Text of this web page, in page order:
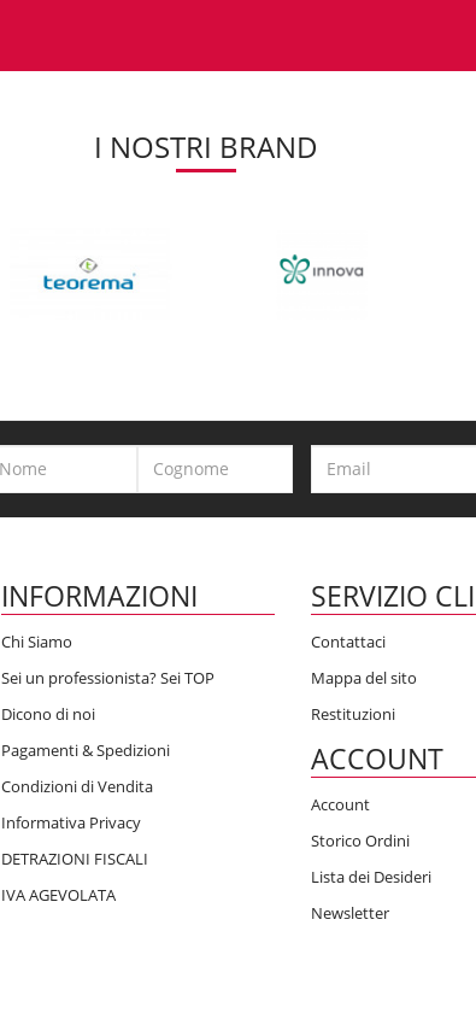
I NOSTRI BRAND
INFORMAZIONI
Chi Siamo
Sei un professionista? Sei TOP
Dicono di noi
Pagamenti & Spedizioni
Condizioni di Vendita
Informativa Privacy
DETRAZIONI FISCALI
IVA AGEVOLATA
SERVIZIO
Contattaci
Mappa del sito
Restituzioni
ACCOUNT
Account
Storico Ordini
Lista dei Desideri
Newsletter